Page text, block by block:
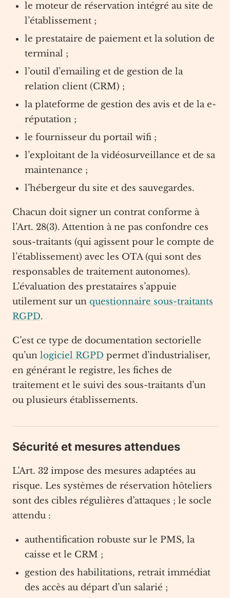
le moteur de réservation intégré au site de
l’établissement ;
le prestataire de paiement et la solution de
terminal ;
l’outil d’emailing et de gestion de la
relation client (CRM) ;
la plateforme de gestion des avis et de la e-
réputation ;
le fournisseur du portail wifi ;
l’exploitant de la vidéosurveillance et de sa
maintenance ;
l’hébergeur du site et des sauvegardes.
Chacun doit signer un contrat conforme à
l’Art. 28(3). Attention à ne pas confondre ces
sous-traitants (qui agissent pour le compte de
l’établissement) avec les OTA (qui sont des
responsables de traitement autonomes).
L’évaluation des prestataires s’appuie
utilement sur un questionnaire sous-traitants
RGPD.
C’est ce type de documentation sectorielle
qu’un logiciel RGPD permet d’industrialiser,
en générant le registre, les fiches de
traitement et le suivi des sous-traitants d’un
ou plusieurs établissements.
Sécurité et mesures attendues
L’Art. 32 impose des mesures adaptées au
risque. Les systèmes de réservation hôteliers
sont des cibles régulières d’attaques ; le socle
attendu :
authentification robuste sur le PMS, la
caisse et le CRM ;
gestion des habilitations, retrait immédiat
des accès au départ d’un salarié ;